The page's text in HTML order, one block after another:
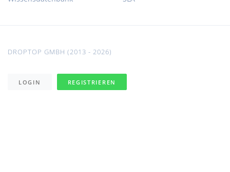
DROPTOP GMBH (2013 - 2026)
LOGIN REGISTRIEREN